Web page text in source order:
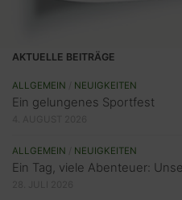
AKTUELLE BEITRÄGE
ALLGEMEIN NEUIGKEITEN
Ein gelungenes Sportfest
ALLGEMEIN NEUIGKEITEN
Ein Tag, viele Abenteuer: